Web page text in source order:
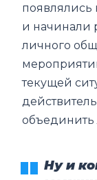
появлялись
и начинали
личного
текущей
Ну и